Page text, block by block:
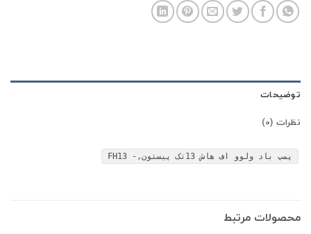
توضیحات
نظرات (0)
پمپ باد ولوو اف هاش 13تک پیستون,- FH13
محصولات مرتبط